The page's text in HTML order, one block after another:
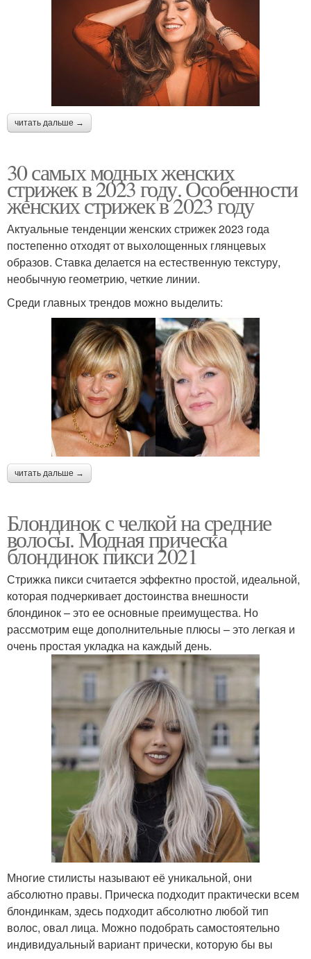
читать дальше →
30 самых модных женских
стрижек в 2023 году. Особенности
женских стрижек в 2023 году
Актуальные тенденции женских стрижек 2023 года
постепенно отходят от выхолощенных глянцевых
образов. Ставка делается на естественную текстуру,
необычную геометрию, четкие линии.
Среди главных трендов можно выделить:
читать дальше →
Блондинок с челкой на средние
волосы. Модная прическа
блондинок пикси 2021
Стрижка пикси считается эффектно простой, идеальной,
которая подчеркивает достоинства внешности
блондинок – это ее основные преимущества. Но
рассмотрим еще дополнительные плюсы – это легкая и
очень простая укладка на каждый день.
Многие стилисты называют её уникальной, они
абсолютно правы. Прическа подходит практически всем
блондинкам, здесь подходит абсолютно любой тип
волос, овал лица. Можно подобрать самостоятельно
индивидуальный вариант прически, которую бы вы